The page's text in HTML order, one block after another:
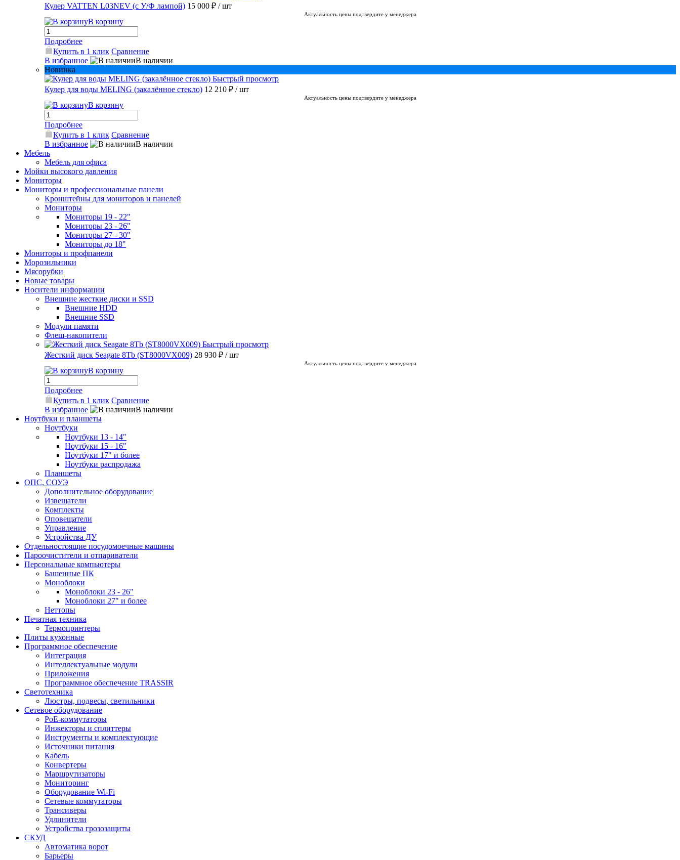
Кулер VATTEN L03NEV (с У/Ф лампой) 15 000 ₽ / шт
Актуальность цены подтвердите у менеджера
В корзину
Подробнее
Купить в 1 клик Сравнение
В избранное
В наличии
Новинка
Быстрый просмотр
Кулер для воды MELING (закалённое стекло) 12 210 ₽ / шт
Актуальность цены подтвердите у менеджера
В корзину
Подробнее
Купить в 1 клик Сравнение
В избранное
В наличии
Мебель
Мебель для офиса
Мойки высокого давления
Мониторы
Мониторы и профессиональные панели
Кронштейны для мониторов и панелей
Мониторы
Мониторы 19 - 22"
Мониторы 23 - 26"
Мониторы 27 - 30"
Мониторы до 18"
Мониторы и профпанели
Морозильники
Мясорубки
Новые товары
Носители информации
Внешние жесткие диски и SSD
Внешние HDD
Внешние SSD
Модули памяти
Флеш-накопители
Быстрый просмотр
Жесткий диск Seagate 8Tb (ST8000VX009) 28 930 ₽ / шт
Актуальность цены подтвердите у менеджера
В корзину
Подробнее
Купить в 1 клик Сравнение
В избранное
В наличии
Ноутбуки и планшеты
Ноутбуки
Ноутбуки 13 - 14"
Ноутбуки 15 - 16"
Ноутбуки 17" и более
Ноутбуки распродажа
Планшеты
ОПС, СОУЭ
Дополнительное оборудование
Извещатели
Комплекты
Оповещатели
Управление
Устройства ДУ
Отдельностоящие посудомоечные машины
Пароочистители и отпариватели
Персональные компьютеры
Башенные ПК
Моноблоки
Моноблоки 23 - 26"
Моноблоки 27" и более
Неттопы
Печатная техника
Термопринтеры
Плиты кухонные
Программное обеспечение
Интеграция
Интеллектуальные модули
Приложения
Программное обеспечение TRASSIR
Светотехника
Люстры, подвесы, светильники
Сетевое оборудование
PoE-коммутаторы
Инжекторы и сплиттеры
Инструменты и комплектующие
Источники питания
Кабель
Конвертеры
Маршрутизаторы
Мониторинг
Оборудование Wi-Fi
Сетевые коммутаторы
Трансиверы
Удлинители
Устройства грозозащиты
СКУД
Автоматика ворот
Барьеры